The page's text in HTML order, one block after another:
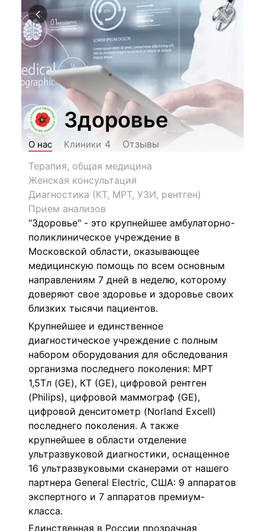
Здоровье
О нас Клиники 4
Отзывы
Терапия, общая медицина
Женская консультация
Диагностика (КТ, МРТ, УЗИ, рентген)
Прием анализов
"Здоровье" - это крупнейшее амбулаторно-
поликлиническое учреждение в
Московской области, оказывающее
медицинскую помощь по всем основным
направлениям 7 дней в неделю, которому
доверяют свое здоровье и здоровье своих
близких тысячи пациентов.
Крупнейшее и единственное
диагностическое учреждение с полным
набором оборудования для обследования
организма последнего поколения: МРТ
1,5Тл (GE), КТ (GE), цифровой рентген
(Philips), цифровой маммограф (GE),
цифровой денситометр (Norland Excell)
последнего поколения. А также
крупнейшее в области отделение
ультразвуковой диагностики, оснащенное
16 ультразвуковыми сканерами от нашего
партнера General Electric, США: 9 аппаратов
экспертного и 7 аппаратов премиум-
класса.
Единственная в России прозрачная